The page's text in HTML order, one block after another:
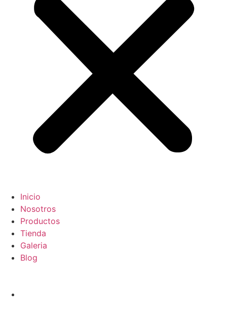
Inicio
Nosotros
Productos
Tienda
Galeria
Blog